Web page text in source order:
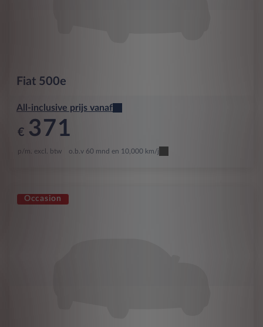
Fiat 500e
All-inclusive prijs vanaf
€ 371
p/m. excl. btw o.b.v 60 mnd en 10,000 km/j
Occasion